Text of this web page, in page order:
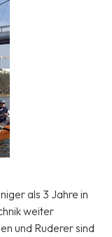
als 3 Jahre in
weiter
und Ruderer sind